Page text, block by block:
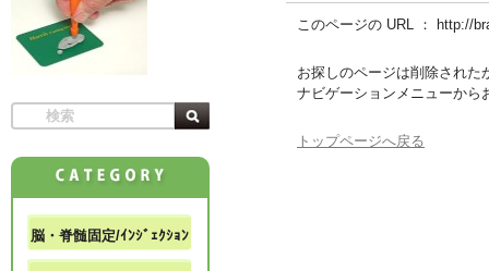
このページの URL ： http://
お探しのページは削除された
ナビゲーションメニューから
トップページへ戻る
脳・脊髄固定/ｲﾝｼﾞｪｸｼｮﾝ